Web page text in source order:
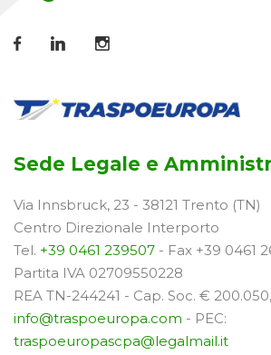
Sede Legale e
Via Innsbruck, 23 - 38121 Trento (TN)
Centro Direzionale Interporto
Tel. +39 0461 239507 - Fax +39 0461
Partita IVA 02709550228
REA TN-244241 - Cap. Soc. €
info@traspoeuropa.com - PEC:
traspoeuropascpa@legalmail.it